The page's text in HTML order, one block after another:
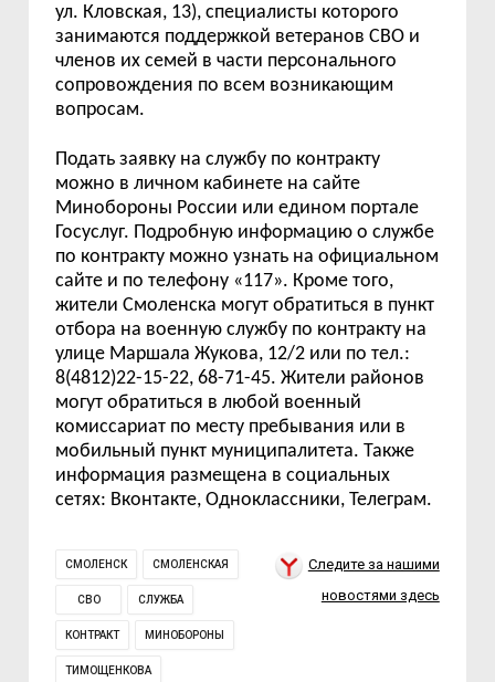
ул. Кловская, 13), специалисты которого
занимаются поддержкой ветеранов СВО и
членов их семей в части персонального
сопровождения по всем возникающим
вопросам.
Подать заявку на службу по контракту
можно в личном кабинете на сайте
Минобороны России или едином портале
Госуслуг. Подробную информацию о службе
по контракту можно узнать на официальном
сайте и по телефону «117». Кроме того,
жители Смоленска могут обратиться в пункт
отбора на военную службу по контракту на
улице Маршала Жукова, 12/2 или по тел.:
8(4812)22-15-22, 68-71-45. Жители районов
могут обратиться в любой военный
комиссариат по месту пребывания или в
мобильный пункт муниципалитета. Также
информация размещена в социальных
сетях: Вконтакте, Одноклассники, Телеграм.
СМОЛЕНСК СМОЛЕНСКАЯ
СВО СЛУЖБА
КОНТРАКТ МИНОБОРОНЫ
ТИМОЩЕНКОВА
Следите за нашими
новостями здесь